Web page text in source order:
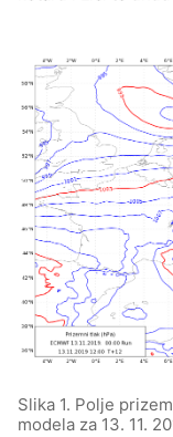
Slika 1. Polje
modela za 13. 11.